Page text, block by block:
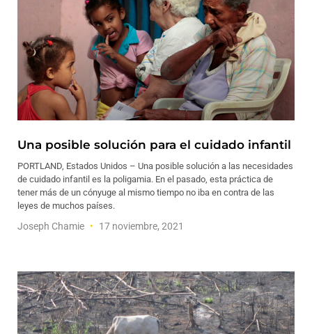
Una posible solución para el cuidado infantil
PORTLAND, Estados Unidos – Una posible solución a las necesidades
de cuidado infantil es la poligamia. En el pasado, esta práctica de
tener más de un cónyuge al mismo tiempo no iba en contra de las
leyes de muchos países.
Joseph Chamie 17 noviembre, 2021